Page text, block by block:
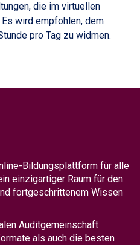
die im virtuellen
wird empfohlen, dem
pro Tag zu widmen.
Bildungsplattform für alle
einzigartiger Raum für den
fortgeschrittenem Wissen
Auditgemeinschaft
als auch die besten